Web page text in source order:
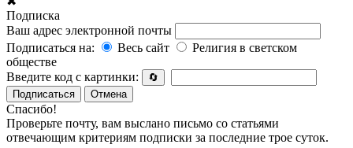
Подписка
Ваш адрес электронной почты
Подписаться на:
Весь сайт
Религия в светском
обществе
Введите код с картинки:
🔄
Подписаться
Отмена
Спасибо!
Проверьте почту, вам выслано письмо со статьями
отвечающим критериям подписки за последние трое суток.